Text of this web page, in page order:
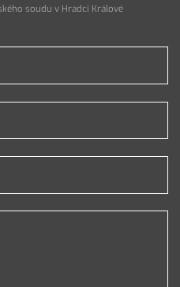
soudu v Hradci Králové